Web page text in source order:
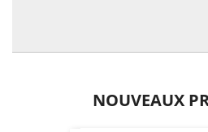
NOUVEAUX